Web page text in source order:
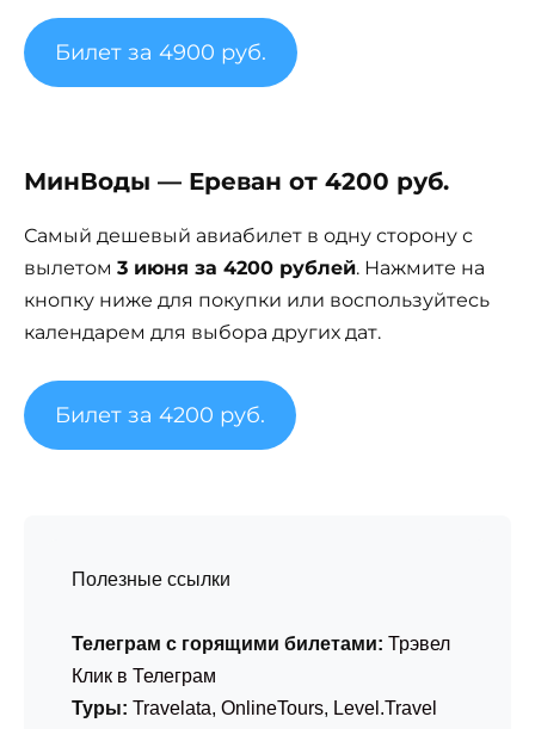
Билет за 4900 руб.
МинВоды — Ереван от 4200 руб.
Самый дешевый авиабилет в одну сторону с
вылетом 3 июня за 4200 рублей. Нажмите на
кнопку ниже для покупки или воспользуйтесь
календарем для выбора других дат.
Билет за 4200 руб.
Полезные ссылки
Телеграм с горящими билетами: Трэвел
Клик в Телеграм
Туры: Travelata, OnlineTours, Level.Travel